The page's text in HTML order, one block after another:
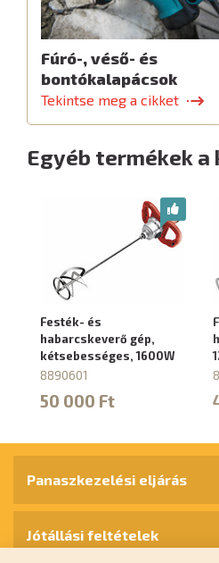
Fúró-, véső- és
bontókalapácsok
Tekintse meg a cikket
Egyéb termékek
Festék- és
habarcskeverő gép,
kétsebességes, 1600W
8890601
50 000 Ft
Panaszkezelési eljárás
Jótállási feltételek